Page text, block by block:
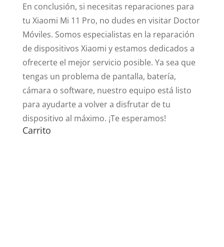
En conclusión, si necesitas reparaciones para
tu Xiaomi Mi 11 Pro, no dudes en visitar Doctor
Móviles. Somos especialistas en la reparación
de dispositivos Xiaomi y estamos dedicados a
ofrecerte el mejor servicio posible. Ya sea que
tengas un problema de pantalla, batería,
cámara o software, nuestro equipo está listo
para ayudarte a volver a disfrutar de tu
dispositivo al máximo. ¡Te esperamos!
Carrito